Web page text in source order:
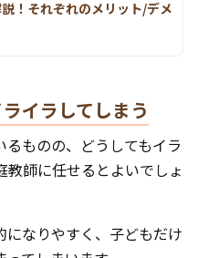
！それぞれのメリット/デメ
イラしてしまう
ものの、どうしてもイラ
師に任せるとよいでしょ
なりやすく、子どもだけ